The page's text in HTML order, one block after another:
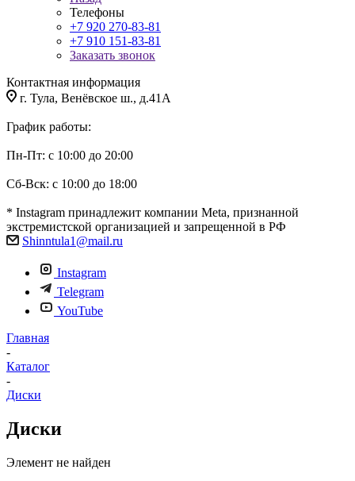
Телефоны
+7 920 270-83-81
+7 910 151-83-81
Заказать звонок
Контактная информация
г. Тула, Венёвское ш., д.41А
График работы:
Пн-Пт: с 10:00 до 20:00
Сб-Вск: с 10:00 до 18:00
* Instagram принадлежит компании Meta, признанной
экстремистской организацией и запрещенной в РФ
Shinntula1@mail.ru
Instagram
Telegram
YouTube
Главная
-
Каталог
-
Диски
Диски
Элемент не найден